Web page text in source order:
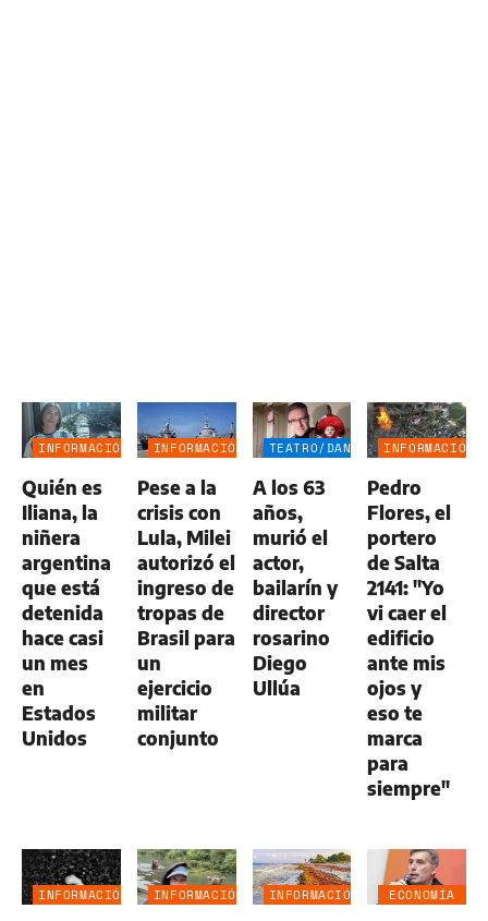
INFORMACIÓN
Quién es
Iliana, la
niñera
argentina
que está
detenida
hace casi
un mes
en
Estados
Unidos
INFORMACIÓN
Pese a la
crisis con
Lula, Milei
autorizó el
ingreso de
tropas de
Brasil para
un
ejercicio
militar
conjunto
TEATRO/DANZA
A los 63
años,
murió el
actor,
bailarín y
director
rosarino
Diego
Ullúa
INFORMACIÓN
Pedro
Flores, el
portero
de Salta
2141: "Yo
vi caer el
edificio
ante mis
ojos y
eso te
marca
para
siempre"
INFORMACIÓN
INFORMACIÓN
INFORMACIÓN
ECONOMÍA